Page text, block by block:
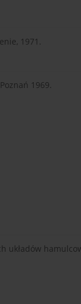
1971.
1969.
układów